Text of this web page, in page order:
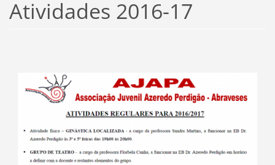
Atividades 2016-17